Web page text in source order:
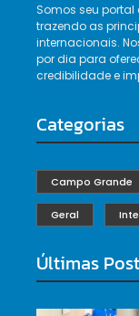
Somos seu
trazendo as
internacionais.
por dia para
credibilidade e
Categorias
Campo Grande
Geral
Últimas